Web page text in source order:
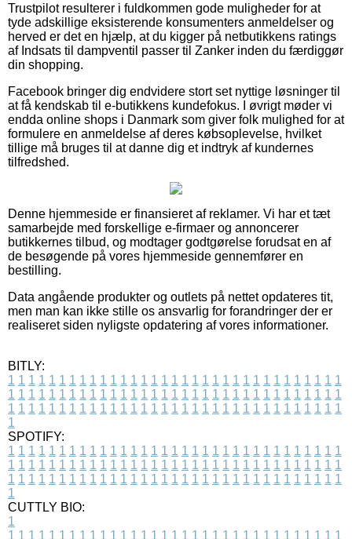
Trustpilot resulterer i fuldkommen gode muligheder for at
tyde adskillige eksisterende konsumenters anmeldelser og
herved er det en hjælp, at du kigger på netbutikkens ratings
af Indsats til dampventil passer til Zanker inden du færdiggør
din shopping.
Facebook bringer dig endvidere stort set nyttige løsninger til
at få kendskab til e-butikkens kundefokus. I øvrigt møder vi
endda online shops i Danmark som giver folk mulighed for at
formulere en anmeldelse af deres købsoplevelse, hvilket
tillige må bruges til at danne dig et indtryk af kundernes
tilfredshed.
Denne hjemmeside er finansieret af reklamer. Vi har et tæt
samarbejde med forskellige e-firmaer og annoncerer
butikkernes tilbud, og modtager godtgørelse forudsat en af
de besøgende på vores hjemmeside gennemfører en
bestilling.
Data angående produkter og outlets på nettet opdateres tit,
men man kan ikke stille os ansvarlig for forandringer der er
realiseret siden nyligste opdatering af vores informationer.
BITLY:
1 1 1 1 1 1 1 1 1 1 1 1 1 1 1 1 1 1 1 1 1 1 1 1 1 1 1 1 1 1 1 1 1
1 1 1 1 1 1 1 1 1 1 1 1 1 1 1 1 1 1 1 1 1 1 1 1 1 1 1 1 1 1 1 1 1
1 1 1 1 1 1 1 1 1 1 1 1 1 1 1 1 1 1 1 1 1 1 1 1 1 1 1 1 1 1 1 1 1
1
SPOTIFY:
1 1 1 1 1 1 1 1 1 1 1 1 1 1 1 1 1 1 1 1 1 1 1 1 1 1 1 1 1 1 1 1 1
1 1 1 1 1 1 1 1 1 1 1 1 1 1 1 1 1 1 1 1 1 1 1 1 1 1 1 1 1 1 1 1 1
1 1 1 1 1 1 1 1 1 1 1 1 1 1 1 1 1 1 1 1 1 1 1 1 1 1 1 1 1 1 1 1 1
1
CUTTLY BIO:
1
1 1 1 1 1 1 1 1 1 1 1 1 1 1 1 1 1 1 1 1 1 1 1 1 1 1 1 1 1 1 1 1 1